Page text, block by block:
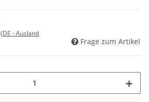
(DE - Ausland
Frage zum Artikel